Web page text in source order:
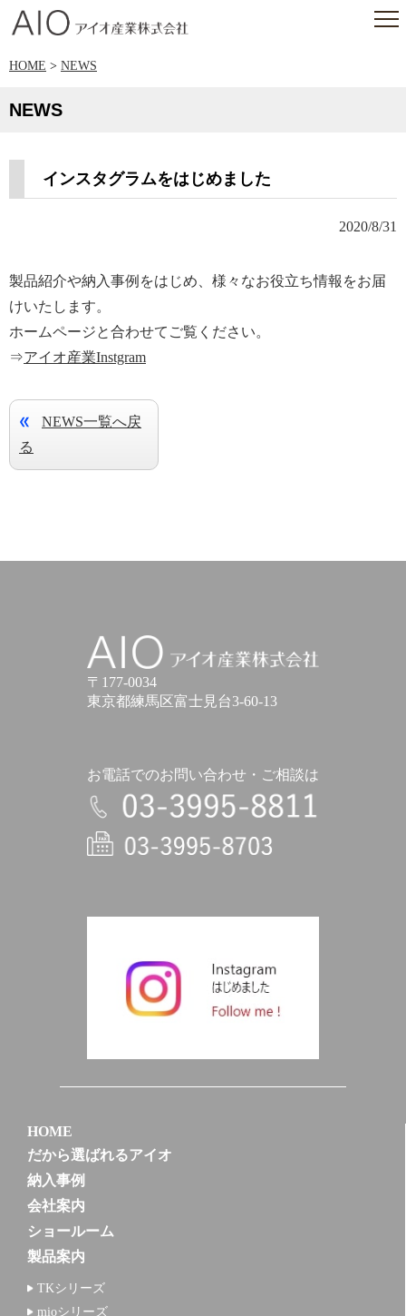
HOME > NEWS
NEWS
インスタグラムをはじめました
2020/8/31
製品紹介や納入事例をはじめ、様々なお役立ち情報をお届
けいたします。
ホームページと合わせてご覧ください。
⇒アイオ産業Instgram
NEWS一覧へ戻
る
アイオ産業株式会社
〒177-0034
東京都練馬区富士見台3-60-13
お電話でのお問い合わせ・ご相談は
電話
HOME
だから選ばれるアイオ
納入事例
会社案内
ショールーム
製品案内
TKシリーズ
mioシリーズ